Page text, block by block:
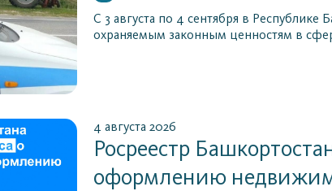
С 3 августа по 4 сентября в
охраняемым законным ценностям в
4 августа 2026
Росреестр
оформлению